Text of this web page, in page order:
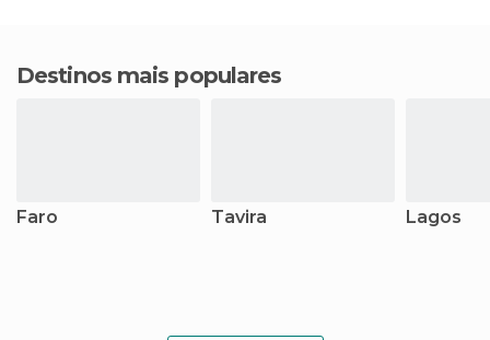
Destinos mais populares
Faro Tavira Lagos